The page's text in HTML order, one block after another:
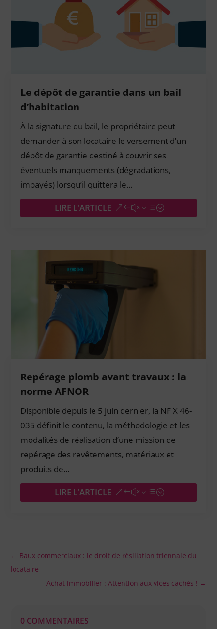
Le dépôt de garantie dans un bail
d’habitation
À la signature du bail, le propriétaire peut
demander à son locataire le versement d’un
dépôt de garantie destiné à couvrir ses
éventuels manquements (dégradations,
impayés) lorsqu’il quittera le...
LIRE L'ARTICLE
Repérage plomb avant travaux : la
norme AFNOR
Disponible depuis le 5 juin dernier, la NF X 46-
035 définit le contenu, la méthodologie et les
modalités de réalisation d’une mission de
repérage des revêtements, matériaux et
produits de...
LIRE L'ARTICLE
← Baux commerciaux : le droit de résiliation triennale du
locataire
Achat immobilier : Attention aux vices cachés ! →
0 COMMENTAIRES